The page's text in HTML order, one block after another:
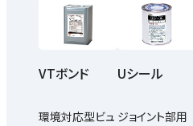
VTボンド
環境対応型ビュ
Uシール
ジョイント部用